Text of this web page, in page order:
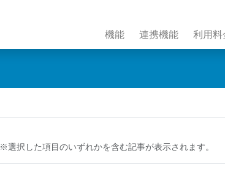
機能 連携機能 利用料
※選択した項目のいずれかを含む記事が表示されます。